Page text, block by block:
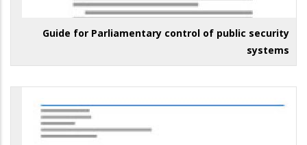
Guide for Parliamentary control of public security
systems